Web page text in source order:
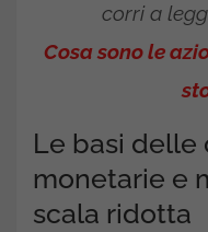
corri a
Cosa sono le
Le basi delle
monetarie e
scala ridotta